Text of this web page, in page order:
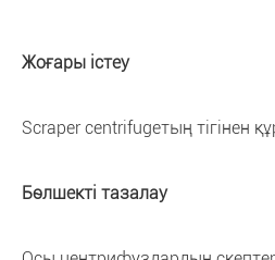
Жоғары істеу
Scraper centrifugeтың тігінен
Бөлшекті тазалау